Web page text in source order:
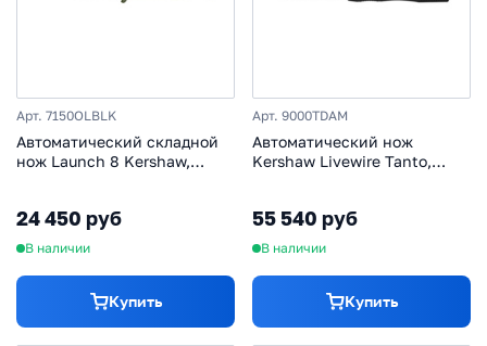
Арт. 7150OLBLK
Автоматический складной
нож Launch 8 Kershaw,
24 450 руб
В наличии
Купить
Арт. 9000TDAM
Автоматический нож
Kershaw Livewire Tanto,
55 540 руб
В наличии
Купить